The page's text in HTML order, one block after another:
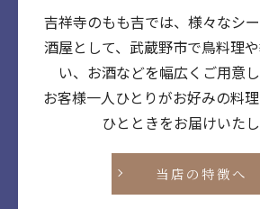
吉祥寺のもも吉では、様々なシ
酒屋として、武蔵野市で鳥料理
い、お酒などを幅広くご用意し
お客様一人ひとりがお好みの料
ひとときをお届けいたし
当店の特徴へ